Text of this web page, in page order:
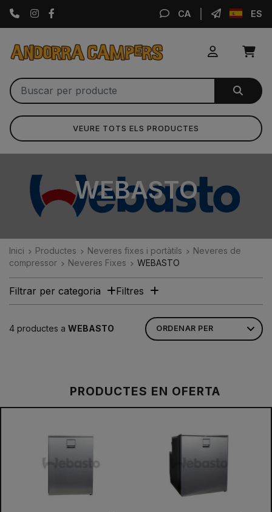
Instagram CA ES
VEURE TOTS ELS PRODUCTES
WEBASTO
Inici Productes Neveres fixes i portàtils
Neveres de
compressor
Neveres Fixes WEBASTO
4 productes a WEBASTO
PRODUCTES EN OFERTA
Filtrar per categoria Filtres